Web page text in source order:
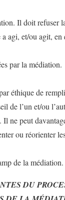
Il doit refuser
agi, et/ou agit,
par la médiation.
éthique de
de l’un et/ou
Il ne peut
ou réorienter
de la médiation.
DU